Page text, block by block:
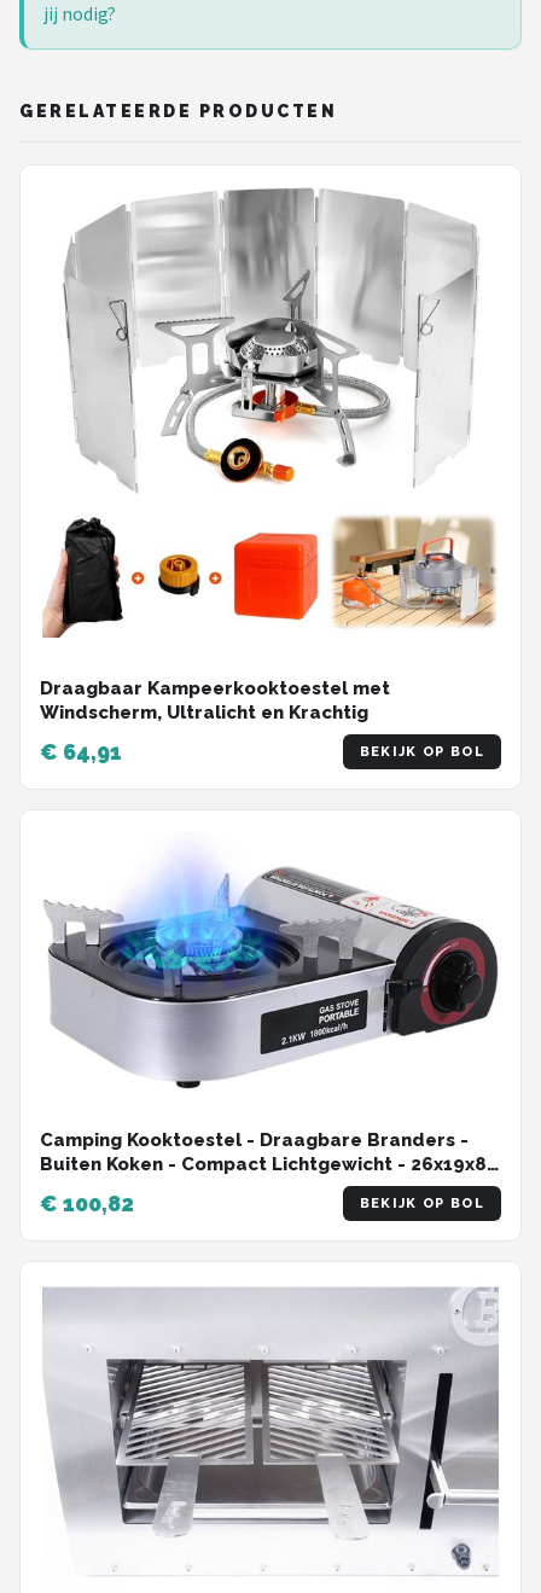
jij nodig?
GERELATEERDE PRODUCTEN
Draagbaar Kampeerkooktoestel met
Windscherm, Ultralicht en Krachtig
€ 64,91 BEKIJK OP BOL
Camping Kooktoestel - Draagbare Branders -
Buiten Koken - Compact Lichtgewicht - 26x19x8
€ 100,82 BEKIJK OP BOL